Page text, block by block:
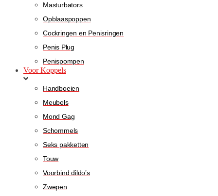
Masturbators
Opblaaspoppen
Cockringen en Penisringen
Penis Plug
Penispompen
Voor Koppels
Handboeien
Meubels
Mond Gag
Schommels
Seks pakketten
Touw
Voorbind dildo’s
Zwepen